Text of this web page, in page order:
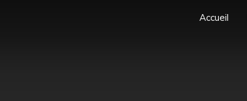
Accueil